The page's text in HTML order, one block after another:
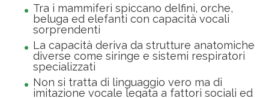
Tra i mammiferi spiccano delfini, orche,
beluga ed elefanti con capacità vocali
sorprendenti
La capacità deriva da strutture anatomiche
diverse come siringe e sistemi respiratori
specializzati
Non si tratta di linguaggio vero ma di
imitazione vocale legata a fattori sociali ed